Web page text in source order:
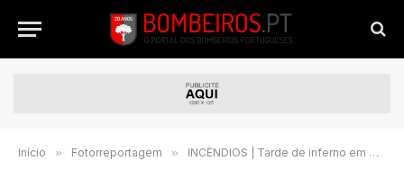
Início » Fotorreportagem » INCÊNDIOS | Tarde de inferno em Mação com habitações ardidas | c/vídeos